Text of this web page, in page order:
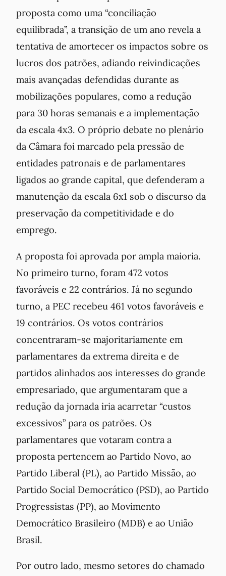
proposta como uma “conciliação
equilibrada”, a transição de um ano revela a
tentativa de amortecer os impactos sobre os
lucros dos patrões, adiando reivindicações
mais avançadas defendidas durante as
mobilizações populares, como a redução
para 30 horas semanais e a implementação
da escala 4x3. O próprio debate no plenário
da Câmara foi marcado pela pressão de
entidades patronais e de parlamentares
ligados ao grande capital, que defenderam a
manutenção da escala 6x1 sob o discurso da
preservação da competitividade e do
emprego.
A proposta foi aprovada por ampla maioria.
No primeiro turno, foram 472 votos
favoráveis e 22 contrários. Já no segundo
turno, a PEC recebeu 461 votos favoráveis e
19 contrários. Os votos contrários
concentraram-se majoritariamente em
parlamentares da extrema direita e de
partidos alinhados aos interesses do grande
empresariado, que argumentaram que a
redução da jornada iria acarretar “custos
excessivos” para os patrões. Os
parlamentares que votaram contra a
proposta pertencem ao Partido Novo, ao
Partido Liberal (PL), ao Partido Missão, ao
Partido Social Democrático (PSD), ao Partido
Progressistas (PP), ao Movimento
Democrático Brasileiro (MDB) e ao União
Brasil.
Por outro lado, mesmo setores do chamado